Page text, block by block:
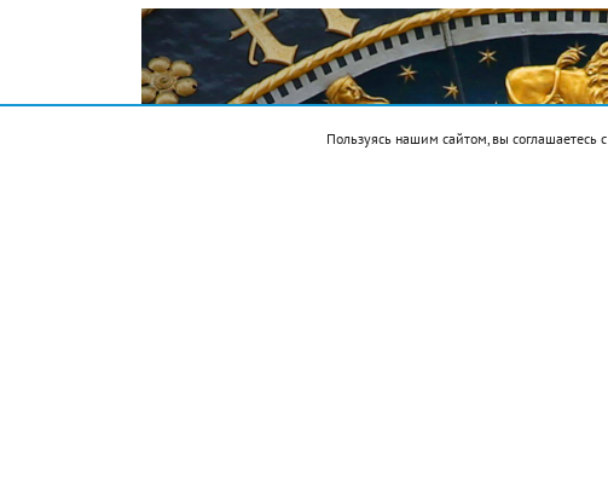
Пользуясь нашим сайтом, вы соглашаетесь с